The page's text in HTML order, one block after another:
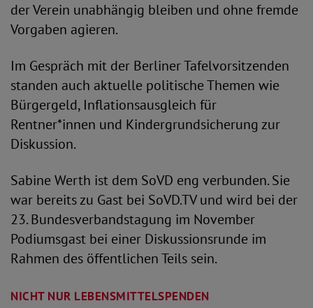
der Verein unabhängig bleiben und ohne fremde
Vorgaben agieren.
Im Gespräch mit der Berliner Tafelvorsitzenden
standen auch aktuelle politische Themen wie
Bürgergeld, Inflationsausgleich für
Rentner*innen und Kindergrundsicherung zur
Diskussion.
Sabine Werth ist dem SoVD eng verbunden. Sie
war bereits zu Gast bei SoVD.TV und wird bei der
23. Bundesverbandstagung im November
Podiumsgast bei einer Diskussionsrunde im
Rahmen des öffentlichen Teils sein.
NICHT NUR LEBENSMITTELSPENDEN